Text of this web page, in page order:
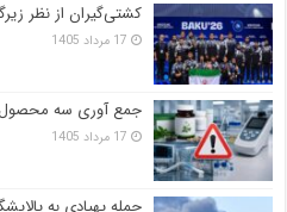
کشتی‌گیران از نظر
17 مرداد 1405
جمع آوری سه محصول
17 مرداد 1405